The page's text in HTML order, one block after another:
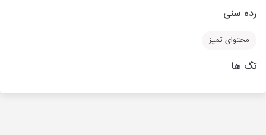
رده سنی
محتوای تمیز
تگ ها